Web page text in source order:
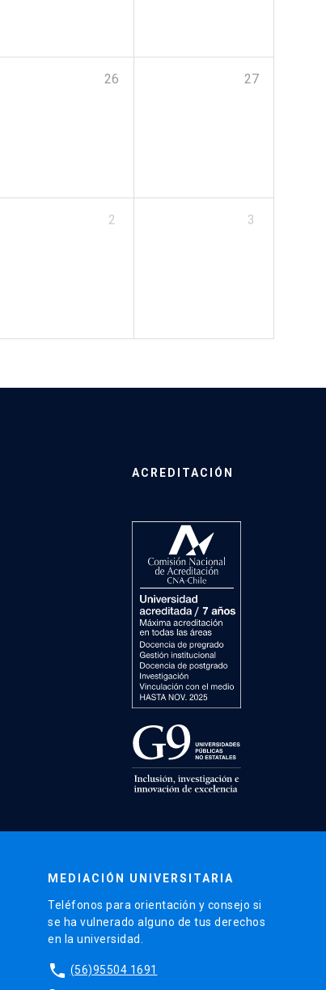
26 27
2 3
ACREDITACIÓN
MEDIACIÓN UNIVERSITARIA
Teléfonos para orientación y consejo si
se ha vulnerado alguno de tus derechos
en la universidad.
phone (56)95504 1691